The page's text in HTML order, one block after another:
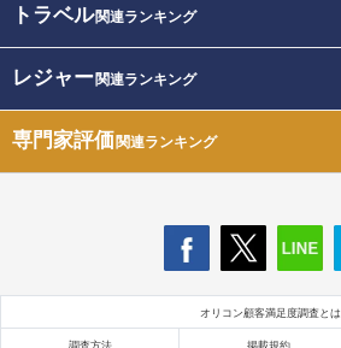
トラベル関連ランキング
レジャー関連ランキング
専門家評価関連ランキング
オリコン顧客満足度調査とは
調査方法 掲載規約